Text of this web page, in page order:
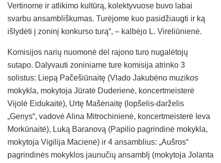
Vertinome ir atlikimo kultūrą, kolektyvuose buvo labai
svarbu ansambliškumas. Turėjome kuo pasidžiaugti ir ką
išlydėti į zoninį konkurso turą“, – kalbėjo L. Vireliūnienė.
Komisijos narių nuomonė dėl rajono turo nugalėtojų
sutapo. Dalyvauti zoniniame ture komisija atrinko 3
solistus: Liepą Pačešiūnaitę (Vlado Jakubėno muzikos
mokykla, mokytoja Jūratė Duderienė, koncertmeisterė
Vijolė Eidukaitė), Urtę Mašėnaitę (lopšelis-darželis
„Genys“, vadovė Alina Mitrochinienė, koncertmeisterė Ieva
Morkūnaitė), Luką Baranovą (Papilio pagrindinė mokykla,
mokytoja Vigilija Macienė) ir 4 ansamblius: „Aušros“
pagrindinės mokyklos jaunučių ansamblį (mokytoja Jolanta